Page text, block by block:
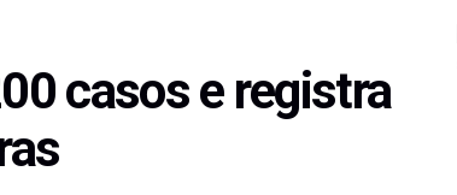
casos e registra